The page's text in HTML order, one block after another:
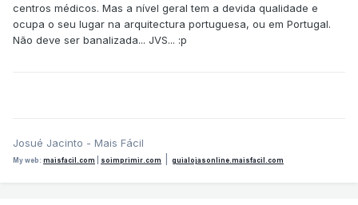
centros médicos. Mas a nível geral tem a devida qualidade e
ocupa o seu lugar na arquitectura portuguesa, ou em Portugal.
Não deve ser banalizada... JVS... :p
Josué Jacinto - Mais Fácil
My web: maisfacil.com soimprimir.com guialojasonline.maisfacil.com